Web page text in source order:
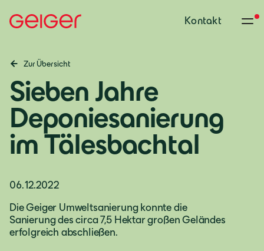
Kontakt
Zur Übersicht
Sieben Jahre
Deponiesanierung
im Tälesbachtal
06.12.2022
Die Geiger Umweltsanierung konnte die
Sanierung des circa 7,5 Hektar großen Geländes
erfolgreich abschließen.
Deutschland